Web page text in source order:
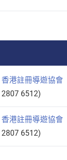
香港註冊導遊協會
2807 6512)
香港註冊導遊協會
2807 6512)